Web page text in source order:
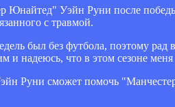
Уэйн Руни после победы
с травмой.
был без футбола, поэтому рад
и надеюсь, что в этом сезоне
Руни сможет помочь